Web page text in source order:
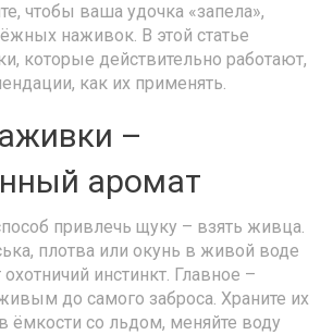
чтобы ваша удочка «запела»,
наживок. В этой статье
которые действительно работают,
как их применять.
–
аромат
привлечь щуку – взять живца.
плотва или окунь в живой воде
инстинкт. Главное –
до самого заброса. Храните их
ёмкости со льдом, меняйте воду